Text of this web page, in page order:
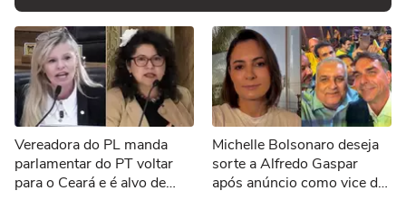
Vereadora do PL manda
parlamentar do PT voltar
para o Ceará e é alvo de
Michelle Bolsonaro deseja
sorte a Alfredo Gaspar
após anúncio como vice de